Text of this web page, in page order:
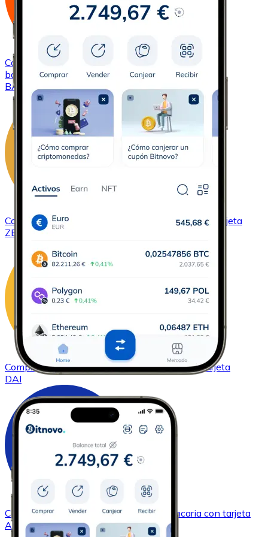
Comprar
bancariacon tarjeta
BAT
ComprarZCash con transferencia bancariacon tarjeta
ZEC
ComprarDAIcon transferencia bancariacon tarjeta
DAI
ComprarCardanocon transferencia bancaria con tarjeta
ADA